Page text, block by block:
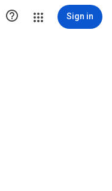
 Sign in